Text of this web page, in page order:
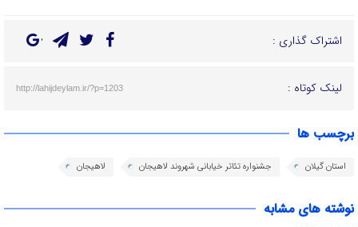
اشتراک گذاری :
لینک کوتاه : http://lahijdeylam.ir/?p=1203
برچسب ها
استان گیلان جشنواره تئاتر خیابانی شهروند لاهیجان لاهیجان
نوشته های مشابه